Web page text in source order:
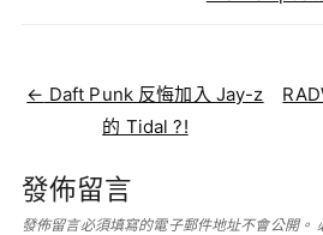
Post navigation
← Daft Punk 反悔加入 Jay-z
的 Tidal ?!
發佈留言
發佈留言必須填寫的電子郵件地址不會公開。